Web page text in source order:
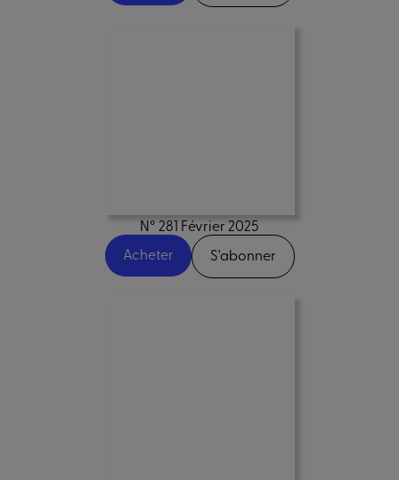
N° 281 Février 2025
Acheter
S'abonner